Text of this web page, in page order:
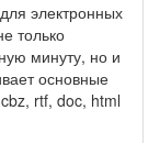
электронных
только
минуту, но и
основные
rtf, doc, html